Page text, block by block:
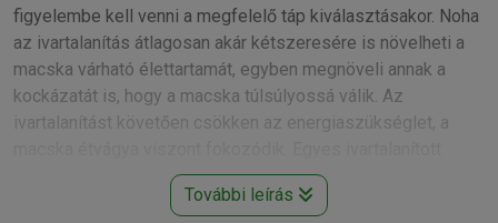
figyelembe kell venni a megfelelő táp kiválasztásakor. Noha
az ivartalanítás átlagosan akár kétszeresére is növelheti a
macska várható élettartamát, egyben megnöveli annak a
kockázatát is, hogy a macska túlsúlyossá válik. Az
ivartalanítást követően csökken az energiaszükséglet, a
macskáknál nagyon nehéz lehet elérni a jóllakotságot.
További leírás